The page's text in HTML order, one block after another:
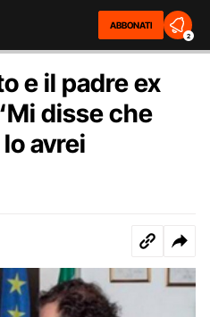
ABBONATI
2
e il padre ex
disse che
avrei